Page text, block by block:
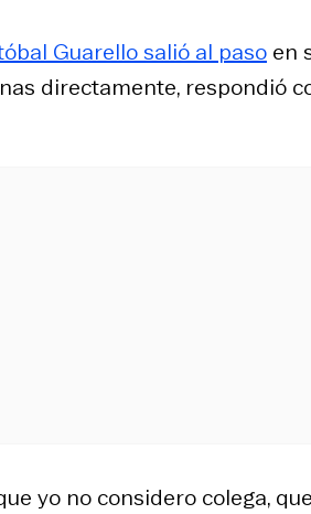
Guarello salió al paso en
directamente, respondió
yo no considero colega,